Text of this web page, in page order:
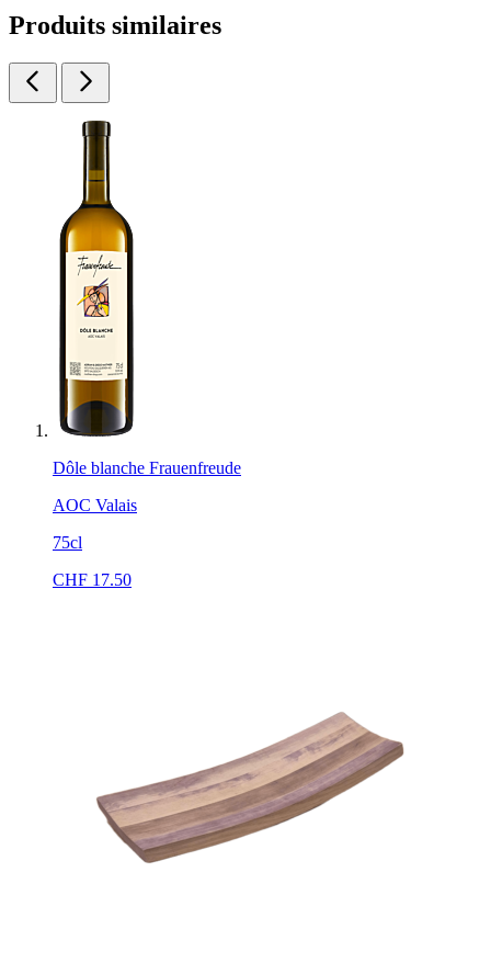
Produits similaires
Dôle blanche Frauenfreude
AOC Valais
75cl
CHF 17.50